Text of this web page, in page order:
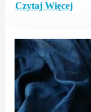
Czytaj Więcej